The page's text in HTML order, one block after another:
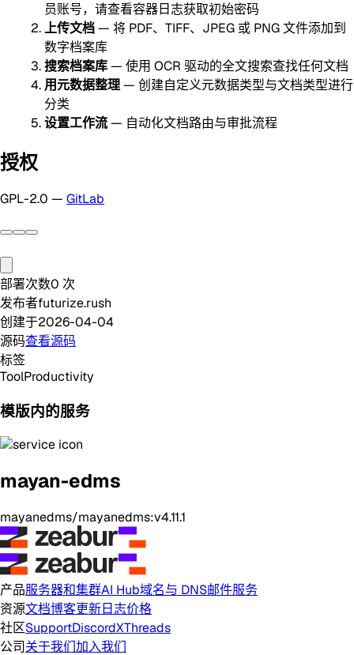
员账号，请查看容器日志获取初始密码
上传文档— 将 PDF、TIFF、JPEG 或 PNG 文件添加到
数字档案库
搜索档案库— 使用 OCR 驱动的全文搜索查找任何文档
用元数据整理— 创建自定义元数据类型与文档类型进行
分类
设置工作流— 自动化文档路由与审批流程
授权
GPL-2.0 — GitLab
部署次数0 次
发布者futurize.rush
创建于2026-04-04
源码查看源码
标签
ToolProductivity
模版内的服务
mayan-edms
mayanedms/mayanedms:v4.11.1
产品服务器和集群AI Hub域名与 DNS邮件服务
资源文档博客更新日志价格
社区SupportDiscordXThreads
公司关于我们加入我们